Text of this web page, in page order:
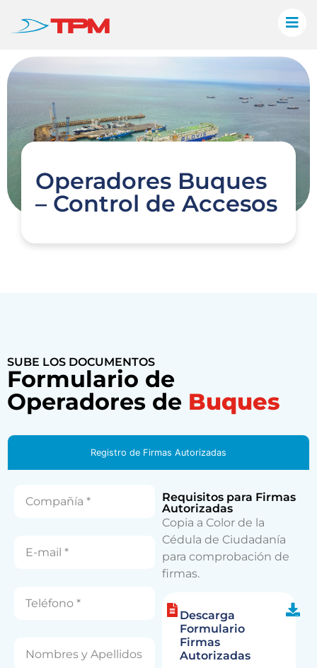
Operadores Buques
– Control de Accesos
SUBE LOS DOCUMENTOS
Formulario de
Operadores de Buques
Registro de Firmas Autorizadas
Requisitos para Firmas
Autorizadas
Copia a Color de la
Cédula de Ciudadanía
para comprobación de
firmas.
Descarga
Formulario
Firmas
Autorizadas